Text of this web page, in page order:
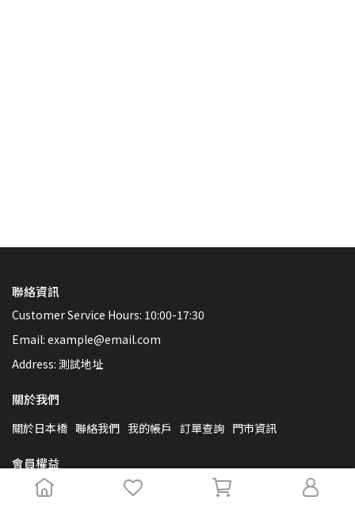
聯絡資訊
Customer Service Hours: 10:00-17:30
Email: example@email.com
Address: 測試地址
關於我們
關於日本橋 聯絡我們 我的帳戶 訂單查詢 門市資訊
會員權益
VIP專屬福利 會員條款 隱私權政策 服務條款